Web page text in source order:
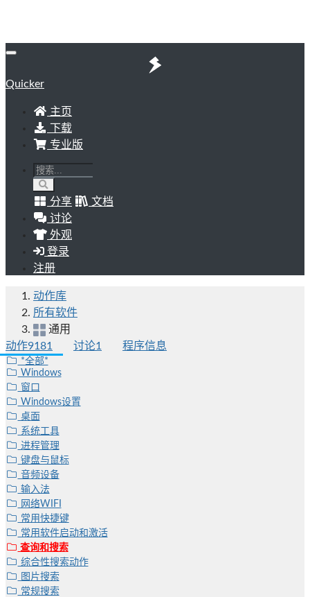
Quicker
主页
下载
专业版
分享
文档
讨论
外观
登录
注册
动作库
所有软件
通用
动作9181 讨论1 程序信息
*全部*
Windows
窗口
Windows设置
桌面
系统工具
进程管理
键盘与鼠标
音频设备
输入法
网络WIFI
常用快捷键
常用软件启动和激活
查询和搜索
综合性搜索动作
图片搜索
常规搜索